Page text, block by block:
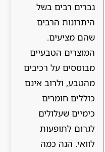
גברים רבים בשל
היתרונות הרבים
שהם מציעים.
המוצרים הטבעיים
מבוססים על רכיבים
מהטבע, ולרוב אינם
כוללים חומרים
כימיים שעלולים
לגרום לתופעות
לוואי. הנה כמה